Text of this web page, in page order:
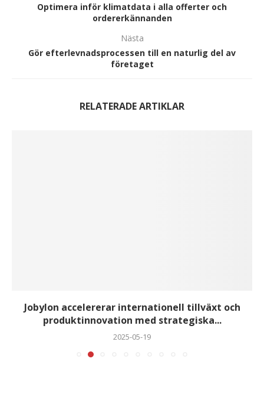
Optimera inför klimatdata i alla offerter och
ordererkännanden
Nästa
Gör efterlevnadsprocessen till en naturlig del av
företaget
RELATERADE ARTIKLAR
Jobylon accelererar internationell tillväxt och
produktinnovation med strategiska...
2025-05-19